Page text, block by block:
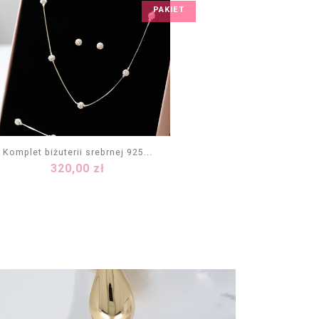
Komplet biżuterii srebrnej 925...
Cena
320,00 zł
PAKIET
DODAJ DO KOSZYKA